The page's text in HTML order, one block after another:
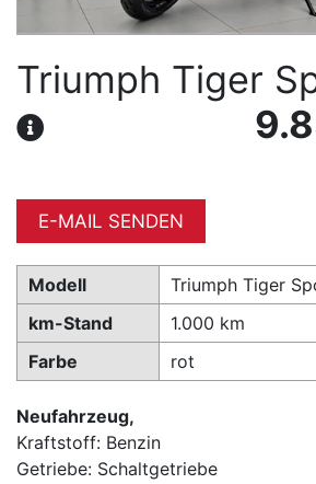
Triumph Tiger
E-MAIL SENDEN
Modell
Triumph Tiger
km-Stand
1.000 km
Farbe
rot
Neufahrzeug,
Kraftstoff: Benzin
Getriebe: Schaltgetriebe